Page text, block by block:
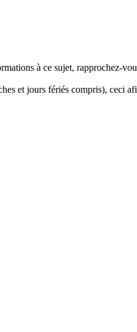
à ce sujet, rapprochez-
et jours fériés compris), ceci